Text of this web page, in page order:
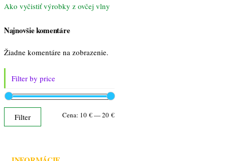
Ako vyčistiť výrobky z ovčej vlny
Najnovšie komentáre
Žiadne komentáre na zobrazenie.
Filter by price
Minimálna
Maximálna
Filter Cena: 10 €—20 €